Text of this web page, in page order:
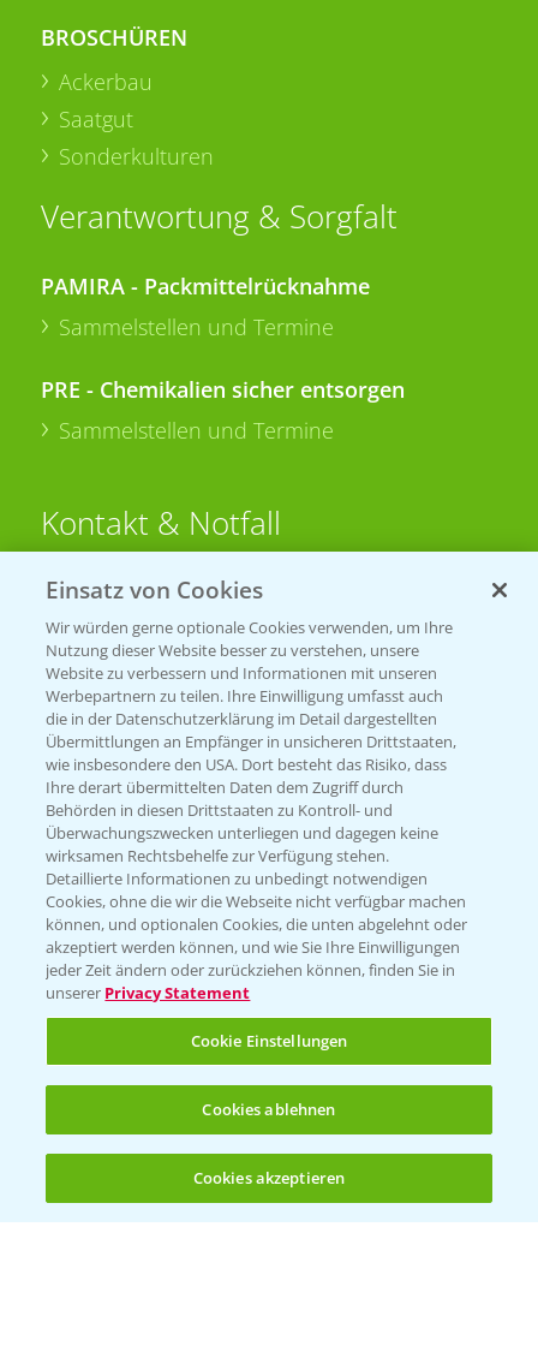
(noch 4)
BROSCHÜREN
Ackerbau
Saatgut
Sonderkulturen
Verantwortung & Sorgfalt
PAMIRA - Packmittelrücknahme
Sammelstellen und Termine
PRE - Chemikalien sicher entsorgen
Sammelstellen und Termine
Kontakt & Notfall
Beratung auf WhatsApp
T.+49 (0)174 346 564 1
KONTAKT
Hilfe in Notfällen
T.+49 (0)214/30-20220
Folgen Sie uns
Allgemeine Nutzungsbedingungen
Datenschutzerklärung
Einsatz von Cookies
Wir würden gerne optionale Cookies verwenden, um Ihre
Nutzung dieser Website besser zu verstehen, unsere
Website zu verbessern und Informationen mit unseren
Werbepartnern zu teilen. Ihre Einwilligung umfasst auch
die in der Datenschutzerklärung im Detail dargestellten
Übermittlungen an Empfänger in unsicheren Drittstaaten,
wie insbesondere den USA. Dort besteht das Risiko, dass
Ihre derart übermittelten Daten dem Zugriff durch
Behörden in diesen Drittstaaten zu Kontroll- und
Überwachungszwecken unterliegen und dagegen keine
wirksamen Rechtsbehelfe zur Verfügung stehen.
Detaillierte Informationen zu unbedingt notwendigen
Cookies, ohne die wir die Webseite nicht verfügbar machen
können, und optionalen Cookies, die unten abgelehnt oder
akzeptiert werden können, und wie Sie Ihre Einwilligungen
jeder Zeit ändern oder zurückziehen können, finden Sie in
unserer Privacy Statement
Cookie Einstellungen
Cookies ablehnen
Cookies akzeptieren